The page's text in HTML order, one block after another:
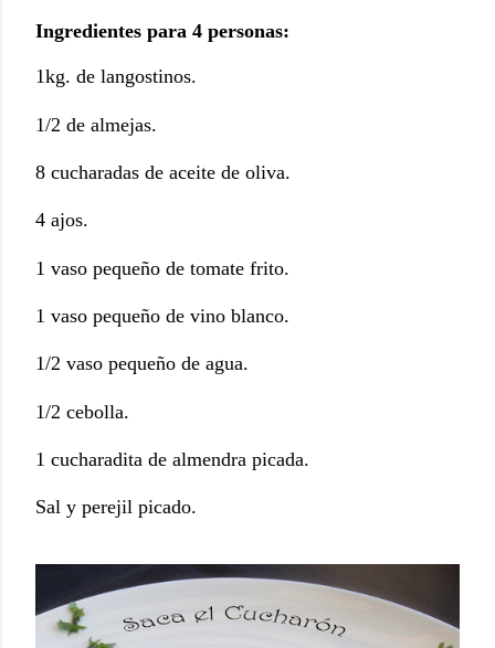
Ingredientes para 4 personas:
1kg. de langostinos.
1/2 de almejas.
8 cucharadas de aceite de oliva.
4 ajos.
1 vaso pequeño de tomate frito.
1 vaso pequeño de vino blanco.
1/2 vaso pequeño de agua.
1/2 cebolla.
1 cucharadita de almendra picada.
Sal y perejil picado.